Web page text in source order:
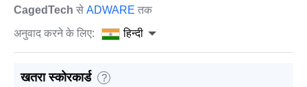
CagedTech से ADWARE तक
अनुवाद करने के लिए:
हिन्दी
खतरा स्कोरकार्ड ?